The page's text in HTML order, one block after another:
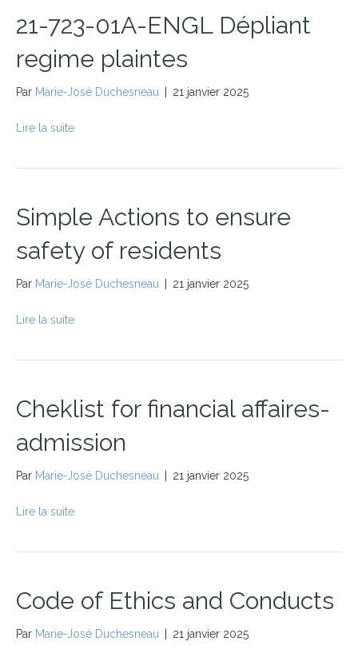
21-723-01A-ENGL Dépliant
regime plaintes
Par Marie-José Duchesneau 21 janvier 2025
Lire la suite
Simple Actions to ensure
safety of residents
Par Marie-José Duchesneau 21 janvier 2025
Lire la suite
Cheklist for financial affaires-
admission
Par Marie-José Duchesneau 21 janvier 2025
Lire la suite
Code of Ethics and Conducts
Par Marie-José Duchesneau 21 janvier 2025